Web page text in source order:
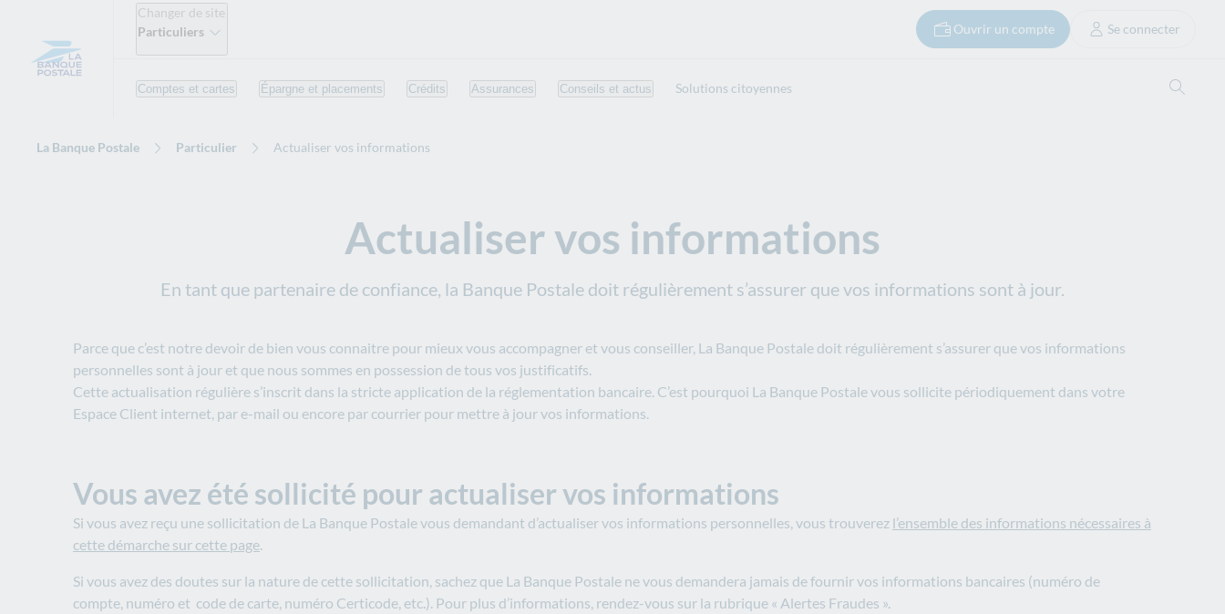
Changer de site
Particuliers
Ouvrir un compte Se connecter
Comptes et cartes Épargne et placements Crédits Assurances Conseils et actus Solutions citoyennes
La Banque Postale Particulier Actualiser vos informations
Actualiser vos informations
En tant que partenaire de confiance, la Banque Postale doit régulièrement s’assurer que vos informations sont à jour.
Parce que c’est notre devoir de bien vous connaitre pour mieux vous accompagner et vous conseiller, La Banque Postale doit régulièrement s’assurer que vos informations
personnelles sont à jour et que nous sommes en possession de tous vos justificatifs.
Cette actualisation régulière s’inscrit dans la stricte application de la réglementation bancaire. C’est pourquoi La Banque Postale vous sollicite périodiquement dans votre
Espace Client internet, par e-mail ou encore par courrier pour mettre à jour vos informations.
Vous avez été sollicité pour actualiser vos informations
Si vous avez reçu une sollicitation de La Banque Postale vous demandant d’actualiser vos informations personnelles, vous trouverez l’ensemble des informations nécessaires à
cette démarche sur cette page.
Si vous avez des doutes sur la nature de cette sollicitation, sachez que La Banque Postale ne vous demandera jamais de fournir vos informations bancaires (numéro de
compte, numéro et code de carte, numéro Certicode, etc.). Pour plus d’informations, rendez-vous sur la rubrique « Alertes Fraudes ».